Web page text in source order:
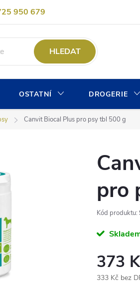
950 679
kupní smlouvy
HLEDAT
OSTATNÍ DROGERIE
Canvit Biocal Plus pro psy tbl 500 g
pro
Kód produktu:
373
333 Kč bez